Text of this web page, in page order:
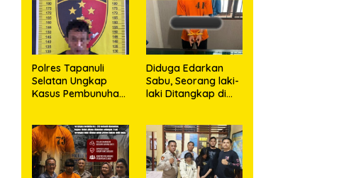
Seorang Pria
dengan Barang
Bukti 63,67 Gram
Sabu
Bukti
Polres Tapanuli
Selatan Ungkap
Kasus Pembunuhan
Anak, Pelaku
Ditangkap
Diduga Edarkan
Sabu, Seorang laki-
laki Ditangkap di
Timbangan Digital
dan Puluhan Plastik
Klip